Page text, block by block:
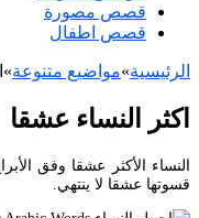
قصص مصورة
قصص اطفال
الرئيسية»مواضيع متنوعة»
اكثر النساء عشقا
قسوتها عشقا لا ينتهي.